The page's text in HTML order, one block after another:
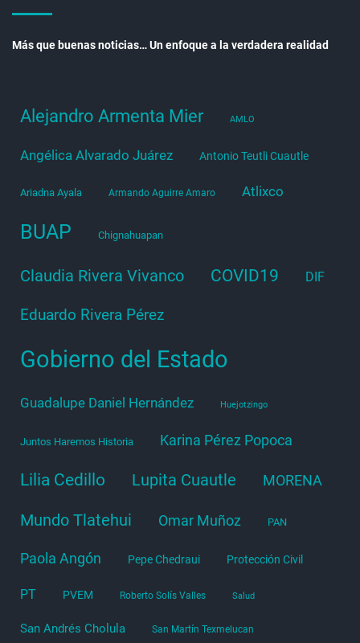
Más que buenas noticias… Un enfoque a la verdadera realidad
Alejandro Armenta Mier AMLO
Angélica Alvarado Juárez Antonio Teutli Cuautle
Ariadna Ayala Armando Aguirre Amaro Atlixco
BUAP Chignahuapan
Claudia Rivera Vivanco COVID19 DIF
Eduardo Rivera Pérez
Gobierno del Estado
Guadalupe Daniel Hernández Huejotzingo
Juntos Haremos Historia Karina Pérez Popoca
Lilia Cedillo Lupita Cuautle MORENA
Mundo Tlatehui Omar Muñoz PAN
Paola Angón Pepe Chedraui Protección Civil
PT PVEM Roberto Solís Valles Salud
San Andrés Cholula San Martín Texmelucan